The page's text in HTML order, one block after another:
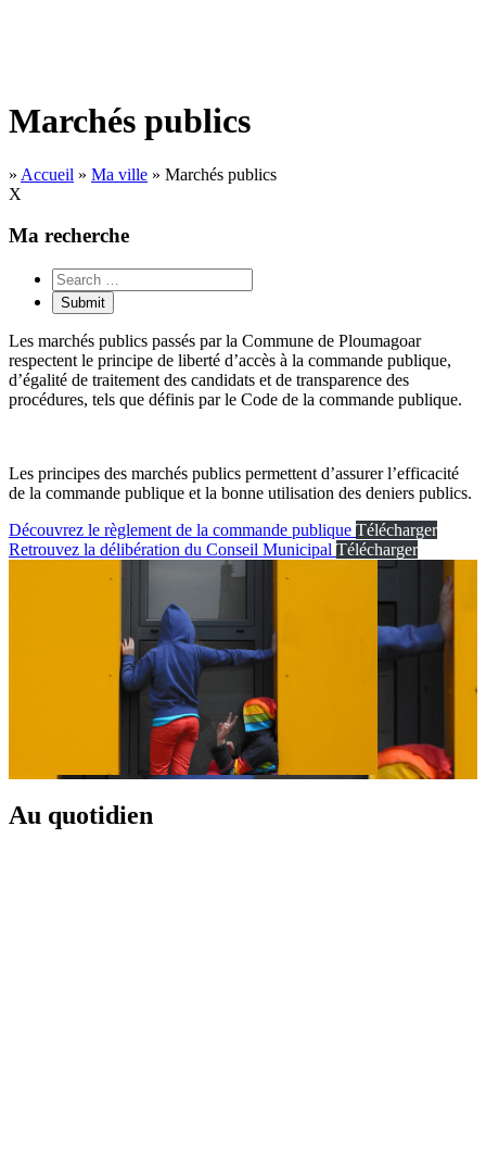
Marchés publics
» Accueil » Ma ville » Marchés publics
X
Ma recherche
Les marchés publics passés par la Commune de Ploumagoar
respectent le principe de liberté d’accès à la commande publique,
d’égalité de traitement des candidats et de transparence des
procédures, tels que définis par le Code de la commande publique.
Les principes des marchés publics permettent d’assurer l’efficacité
de la commande publique et la bonne utilisation des deniers publics.
Découvrez le règlement de la commande publique Télécharger
Retrouvez la délibération du Conseil Municipal Télécharger
Au quotidien